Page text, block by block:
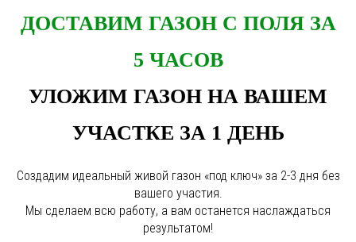
ДОСТАВИМ ГАЗОН С ПОЛЯ ЗА
5 ЧАСОВ
УЛОЖИМ ГАЗОН НА ВАШЕМ
УЧАСТКЕ ЗА 1 ДЕНЬ
Создадим идеальный живой газон «под ключ» за 2-3 дня без
вашего участия.
Мы сделаем всю работу, а вам останется наслаждаться
результатом!